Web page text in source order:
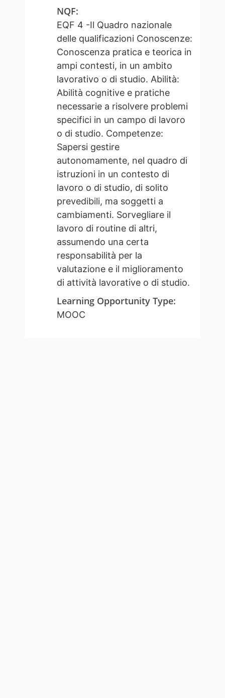
NQF:
EQF 4 -Il Quadro nazionale
delle qualificazioni Conoscenze:
Conoscenza pratica e teorica in
ampi contesti, in un ambito
lavorativo o di studio. Abilità:
Abilità cognitive e pratiche
necessarie a risolvere problemi
specifici in un campo di lavoro
o di studio. Competenze:
Sapersi gestire
autonomamente, nel quadro di
istruzioni in un contesto di
lavoro o di studio, di solito
prevedibili, ma soggetti a
cambiamenti. Sorvegliare il
lavoro di routine di altri,
assumendo una certa
responsabilità per la
valutazione e il miglioramento
di attività lavorative o di studio.
Learning Opportunity Type:
MOOC